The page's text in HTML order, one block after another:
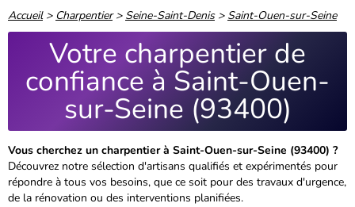
Accueil> Charpentier> Seine-Saint-Denis> Saint-Ouen-sur-Seine
Votre charpentier de
confiance à Saint-Ouen-
sur-Seine (93400)
Vous cherchez un charpentier à Saint-Ouen-sur-Seine (93400) ?
Découvrez notre sélection d'artisans qualifiés et expérimentés pour
répondre à tous vos besoins, que ce soit pour des travaux d'urgence,
de la rénovation ou des interventions planifiées.